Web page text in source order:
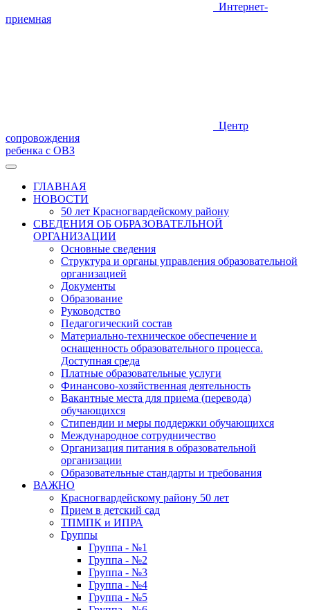
Интернет-
приемная
Центр
сопровождения
ребенка с ОВЗ
ГЛАВНАЯ
НОВОСТИ
50 лет Красногвардейскому району
СВЕДЕНИЯ ОБ ОБРАЗОВАТЕЛЬНОЙ
ОРГАНИЗАЦИИ
Основные сведения
Структура и органы управления образовательной
организацией
Документы
Образование
Руководство
Педагогический состав
Материально-техническое обеспечение и
оснащенность образовательного процесса.
Доступная среда
Платные образовательные услуги
Финансово-хозяйственная деятельность
Вакантные места для приема (перевода)
обучающихся
Стипендии и меры поддержки обучающихся
Международное сотрудничество
Организация питания в образовательной
организации
Образовательные стандарты и требования
ВАЖНО
Красногвардейскому району 50 лет
Прием в детский сад
ТПМПК и ИПРА
Группы
Группа - №1
Группа - №2
Группа - №3
Группа - №4
Группа - №5